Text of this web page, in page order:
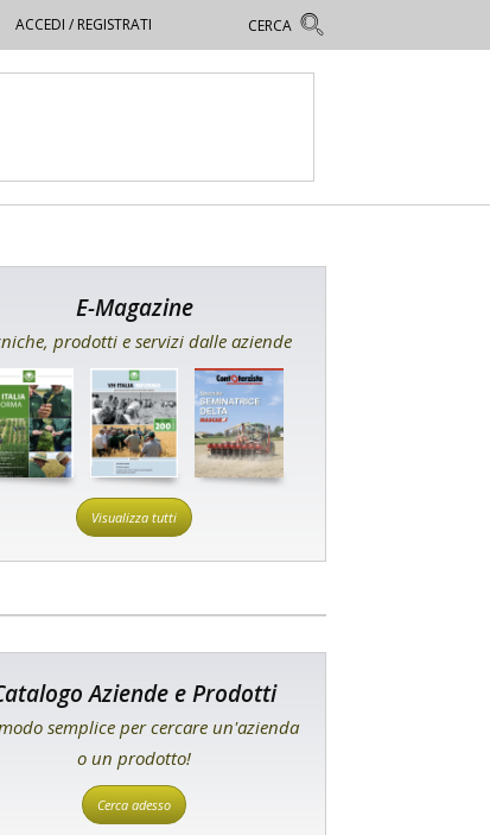
ACCEDI / REGISTRATI
E-Magazine
prodotti e servizi dalle aziende
Visualizza tutti
Aziende e Prodotti
semplice per cercare un'azienda
o un prodotto!
Cerca adesso